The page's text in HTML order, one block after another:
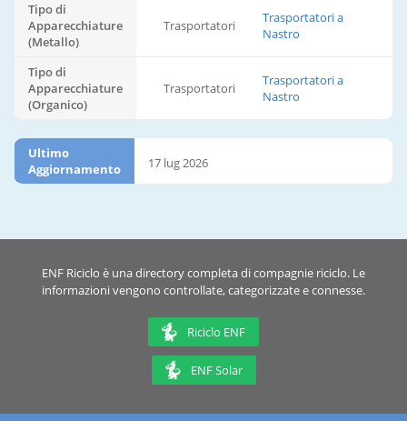
Tipo di
Apparecchiature
(Metallo)
Trasportatori
Trasportatori a
Nastro
Tipo di
Apparecchiature
(Organico)
Trasportatori
Trasportatori a
Nastro
Ultimo
Aggiornamento
17 lug 2026
ENF Riciclo è una directory completa di compagnie riciclo. Le
informazioni vengono controllate, categorizzate e connesse.
Riciclo ENF
ENF Solar